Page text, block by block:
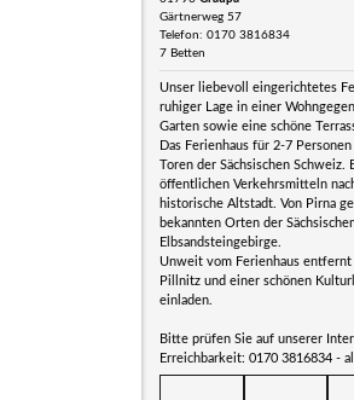
Gärtnerweg 57
Telefon: 0170 3816834
7 Betten
Unser liebevoll eingerichtetes
ruhiger Lage in einer
Garten sowie eine schöne
Das Ferienhaus für 2-7
Toren der Sächsischen
öffentlichen Verkehrsmitteln
historische Altstadt. Von Pirna
bekannten Orten der
Elbsandsteingebirge.
Unweit vom Ferienhaus
Pillnitz und einer schönen
einladen.
Bitte prüfen Sie auf unserer
Erreichbarkeit: 0170 3816834 -